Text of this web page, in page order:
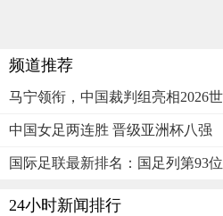
频道推荐
马宁领衔，中国裁判组亮相2026世
中国女足两连胜 晋级亚洲杯八强
国际足联最新排名：国足列第93
24小时新闻排行